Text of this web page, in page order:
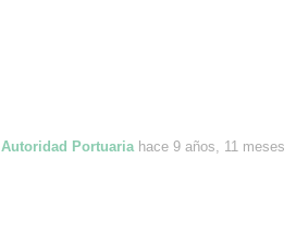
Autoridad Portuaria hace 9 años, 11 meses